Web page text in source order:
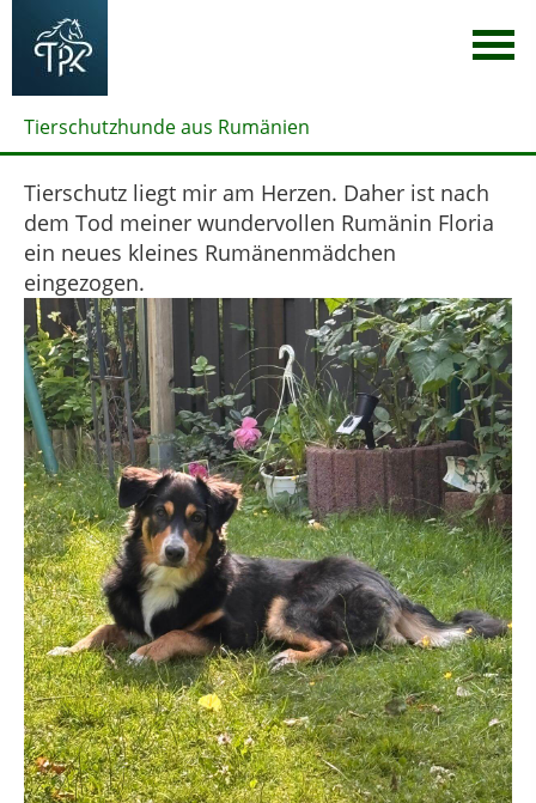
Tierschutzhunde aus Rumänien
Tierschutz liegt mir am Herzen. Daher ist nach
dem Tod meiner wundervollen Rumänin Floria
ein neues kleines Rumänenmädchen
eingezogen.